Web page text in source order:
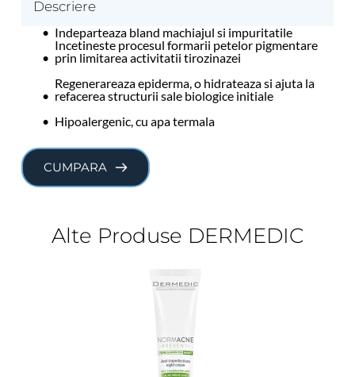
Descriere
Indeparteaza bland machiajul si impuritatile
Incetineste procesul formarii petelor pigmentare
prin limitarea activitatii tirozinazei
Regenerareaza epiderma, o hidrateaza si ajuta la
refacerea structurii sale biologice initiale
Hipoalergenic, cu apa termala
CUMPARA
Alte Produse DERMEDIC